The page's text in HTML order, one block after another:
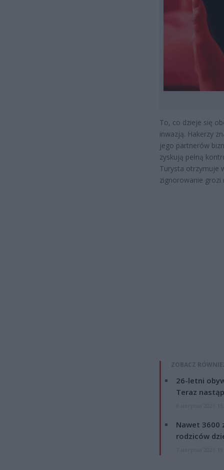
To, co dzieje się
inwazją. Hakerzy
jego partnerów
zyskują pełną
Turysta otrzymuje
zignorowanie
ZOBACZ
26-letni
Teraz
Nawet 3600
rodziców